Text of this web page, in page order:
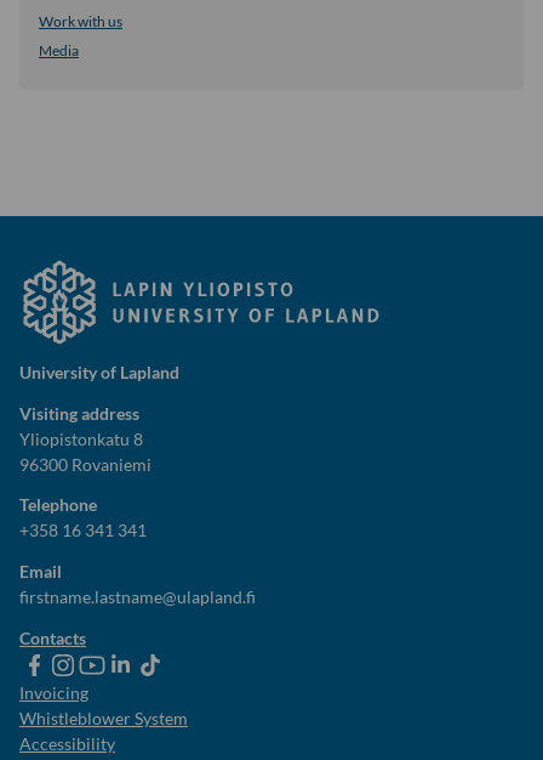
Work with us
Media
University of Lapland
Visiting address
Yliopistonkatu 8
96300 Rovaniemi
Telephone
+358 16 341 341
Email
firstname.lastname@ulapland.fi
Contacts
ulapland
universityoflapland
ulaplandUniversity
Lapland
ulapland
Invoicing
Whistleblower System
Accessibility